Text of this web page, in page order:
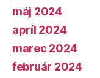
máj 2024
apríl 2024
marec 2024
február 2024